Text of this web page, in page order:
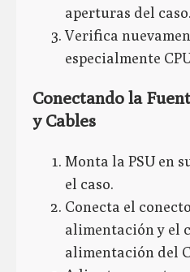
aperturas del caso.
Verifica
especialmente
Conectando la
y Cables
Monta la PSU en
el caso.
Conecta el
alimentación y el
alimentación del